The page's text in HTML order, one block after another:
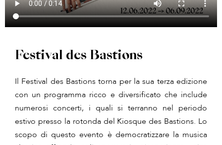
Festival des Bastions
Il Festival des Bastions torna per la sua terza edizione
con un programma ricco e diversificato che include
numerosi concerti, i quali si terranno nel periodo
estivo presso la rotonda del Kiosque des Bastions. Lo
scopo di questo evento è democratizzare la musica